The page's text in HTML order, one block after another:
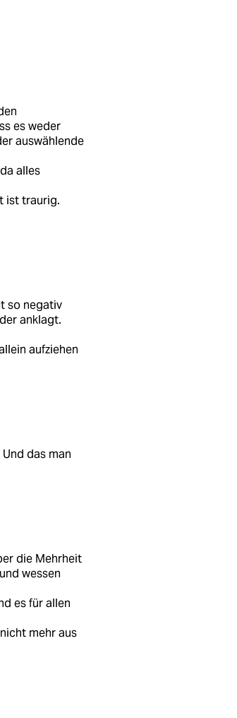
es weder
auswählende
alles
ist traurig.
so negativ
anklagt.
aufziehen
das man
die Mehrheit
wessen
es für allen
mehr aus